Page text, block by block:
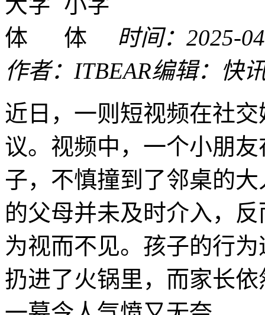
时间：2025-
作者：ITBEAR编辑：快
近日，一则短视频在社
议。视频中，一个小朋
子，不慎撞到了邻桌的
的父母并未及时介入，
为视而不见。孩子的行
扔进了火锅里，而家长